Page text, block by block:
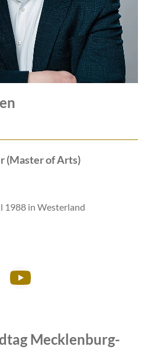
(Master of Arts)
1988 in Westerland
Mecklenburg-